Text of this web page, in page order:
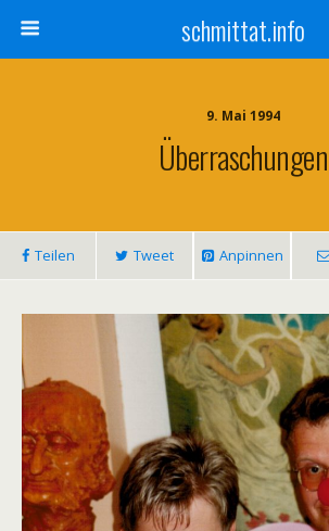
schmittat.info
9. Mai 1994
Überraschungen
Teilen Tweet Anpinnen